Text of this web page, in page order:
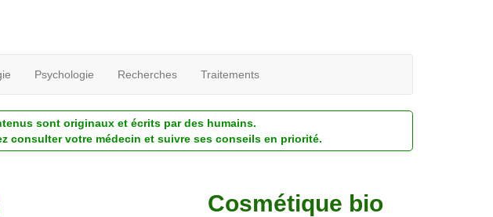
Psychologie Recherches Traitements
sont originaux et écrits par des humains.
consulter votre médecin et suivre ses conseils en priorité.
Cosmétique bio